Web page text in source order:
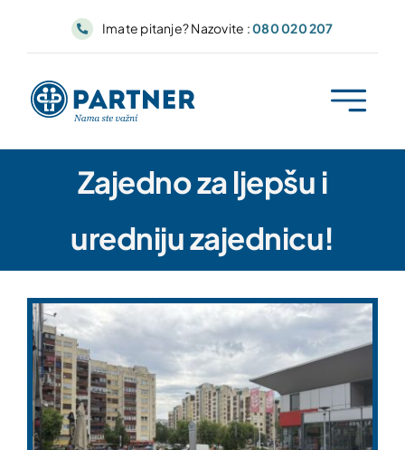
Imate pitanje? Nazovite :080 020 207
Zajedno za ljepšu i
uredniju zajednicu!